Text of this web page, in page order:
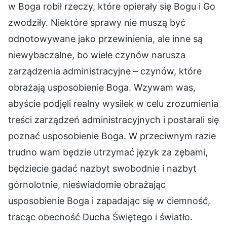
w Boga robił rzeczy, które opierały się Bogu i Go
zwodziły. Niektóre sprawy nie muszą być
odnotowywane jako przewinienia, ale inne są
niewybaczalne, bo wiele czynów narusza
zarządzenia administracyjne – czynów, które
obrażają usposobienie Boga. Wzywam was,
abyście podjęli realny wysiłek w celu zrozumienia
treści zarządzeń administracyjnych i postarali się
poznać usposobienie Boga. W przeciwnym razie
trudno wam będzie utrzymać język za zębami,
będziecie gadać nazbyt swobodnie i nazbyt
górnolotnie, nieświadomie obrażając
usposobienie Boga i zapadając się w ciemność,
tracąc obecność Ducha Świętego i światło.